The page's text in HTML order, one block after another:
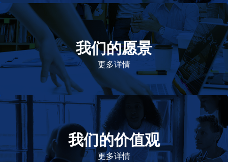
我们的愿景
更多详情
作为一个负责任的企业公民，在全球提供优质和患者可
及的药物，传递我们的价值。
我们的价值观
更多详情
我们的价值观是爱施健存立和发展的基石。集团上下以
此为指引，为实现集团目标而共同奋斗。